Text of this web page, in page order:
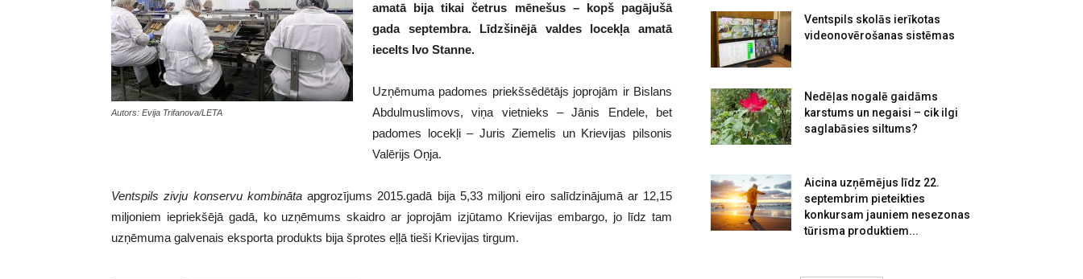
Autors: Evija Trifanova/LETA
amatā bija tikai četrus mēnešus – kopš pagājušā
gada septembra. Līdzšinējā valdes locekļa amatā
iecelts Ivo Stanne.
Uzņēmuma padomes priekšsēdētājs joprojām ir Bislans
Abdulmuslimovs, viņa vietnieks – Jānis Endele, bet
padomes locekļi – Juris Ziemelis un Krievijas pilsonis
Valērijs Oņja.
Ventspils zivju konservu kombinātaapgrozījums 2015.gadā bija 5,33 miljoni eiro salīdzinājumā ar 12,15
miljoniem iepriekšējā gadā, ko uzņēmums skaidro ar joprojām izjūtamo Krievijas embargo, jo līdz tam
uzņēmuma galvenais eksporta produkts bija šprotes eļļā tieši Krievijas tirgum.
Ventspils skolās ierīkotas
videonovērošanas sistēmas
Nedēļas nogalē gaidāms
karstums un negaisi – cik ilgi
saglabāsies siltums?
Aicina uzņēmējus līdz 22.
septembrim pieteikties
konkursam jauniem nesezonas
tūrisma produktiem...